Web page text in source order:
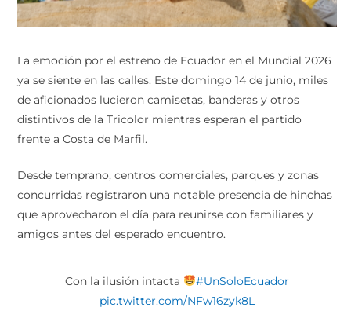
La emoción por el estreno de Ecuador en el Mundial 2026
ya se siente en las calles. Este domingo 14 de junio, miles
de aficionados lucieron camisetas, banderas y otros
distintivos de la Tricolor mientras esperan el partido
frente a Costa de Marfil.
Desde temprano, centros comerciales, parques y zonas
concurridas registraron una notable presencia de hinchas
que aprovecharon el día para reunirse con familiares y
amigos antes del esperado encuentro.
Con la ilusión intacta
#UnSoloEcuador
pic.twitter.com/NFw16zyk8L